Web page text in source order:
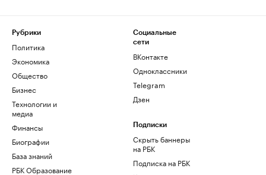
Рубрики
Политика
Экономика
Общество
Бизнес
Технологии и
медиа
Финансы
Биографии
База знаний
РБК Образование
Социальные
сети
ВКонтакте
Одноклассники
Telegram
Дзен
Подписки
Скрыть баннеры
на РБК
Подписка на РБК